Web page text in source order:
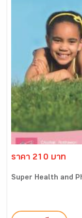
ราคา 210 บาท
Super Health and